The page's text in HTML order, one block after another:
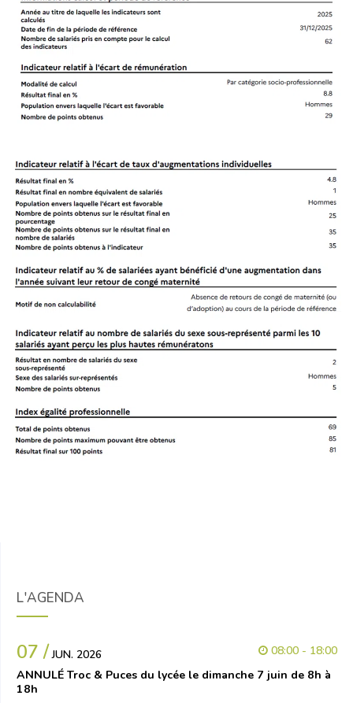
L'AGENDA
07 /JUN. 2026
08:00 - 18:00
ANNULÉ Troc & Puces du lycée le dimanche 7 juin de 8h à
18h